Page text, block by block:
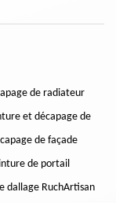
de radiateur
et décapage de
de façade
de portail
dallage RuchArtisan